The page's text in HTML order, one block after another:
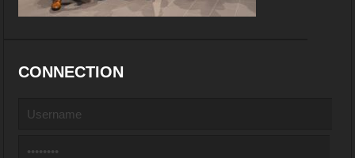
CONNECTION